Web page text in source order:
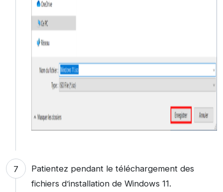
Patientez pendant le téléchargement des
fichiers d’installation de Windows 11.